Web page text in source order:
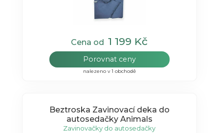
Cena od1 199 Kč
Porovnat ceny
nalezeno v 1 obchodě
Beztroska Zavinovací deka do
autosedačky Animals
Zavinovačky do autosedačky